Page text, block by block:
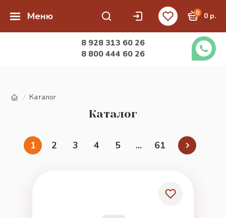
Меню 0 0 р.
8 928 313 60 26
8 800 444 60 26
/ Каталог
Каталог
1 2 3 4 5 ... 61